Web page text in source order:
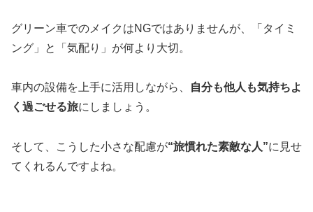
グリーン車でのメイクはNGではありませんが、「タイミ
ング」と「気配り」が何より大切。
車内の設備を上手に活用しながら、
自分も他人も気持ちよ
く過ごせる旅にしましょう。
そして、こうした小さな配慮が“旅慣れた素敵な人”に見せ
てくれるんですよね。